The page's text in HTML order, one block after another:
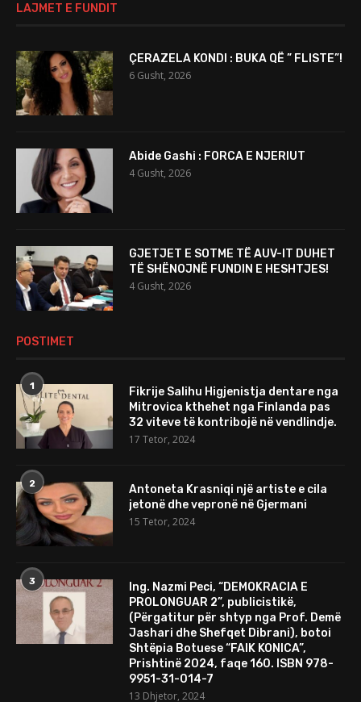
LAJMET E FUNDIT
ÇERAZELA KONDI : BUKA QË ” FLISTE”!
6 Gusht, 2026
Abide Gashi : FORCA E NJERIUT
4 Gusht, 2026
GJETJET E SOTME TË AUV-IT DUHET
TË SHËNOJNË FUNDIN E HESHTJES!
4 Gusht, 2026
POSTIMET
1
Fikrije Salihu Higjenistja dentare nga
Mitrovica kthehet nga Finlanda pas
32 viteve të kontribojë në vendlindje.
17 Tetor, 2024
2
Antoneta Krasniqi një artiste e cila
jetonë dhe vepronë në Gjermani
15 Tetor, 2024
3
Ing. Nazmi Peci, “DEMOKRACIA E
PROLONGUAR 2”, publicistikë,
(Përgatitur për shtyp nga Prof. Demë
Jashari dhe Shefqet Dibrani), botoi
Shtëpia Botuese “FAIK KONICA”,
Prishtinë 2024, faqe 160. ISBN 978-
9951-31-014-7
13 Dhjetor, 2024